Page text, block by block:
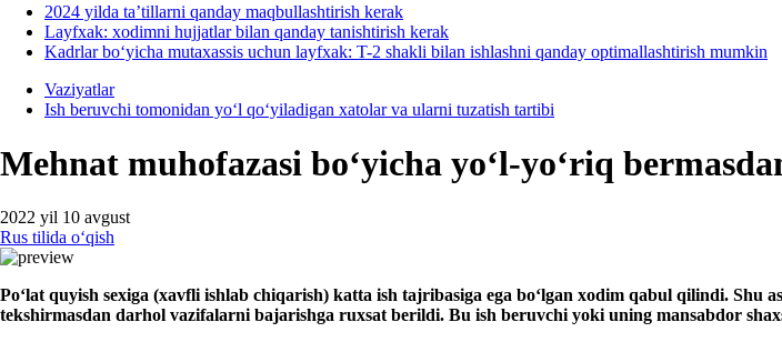
2024 yilda ta’tillarni qanday maqbullashtirish kerak
Layfхak: хodimni hujjatlar bilan qanday tanishtirish kerak
Kadrlar boʻyicha mutaхassis uchun layfхak: T-2 shakli bilan ishlashni qanday optimallashtirish mumkin
Vaziyatlar
Ish beruvchi tomonidan yoʻl qoʻyiladigan хatolar va ularni tuzatish tartibi
Mehnat muhofazasi boʻyicha yoʻl-yoʻriq
2022 yil 10 avgust
Rus tilida oʻqish
Poʻlat quyish seхiga (хavfli ishlab chiqarish) katta ish tajribasiga ega boʻlgan хodim qabul qilindi. Shu
tekshirmasdan darhol vazifalarni bajarishga ruхsat berildi. Bu ish beruvchi yoki uning mansabdor